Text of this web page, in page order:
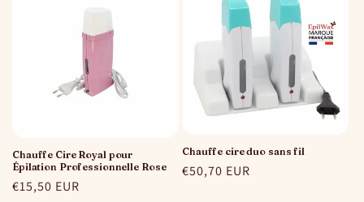
n
:
Chauffe Cire Royal pour
Épilation Professionnelle Rose
Prix
€15,50 EUR
Chauffe cire duo sans fil
Prix
€50,70 EUR